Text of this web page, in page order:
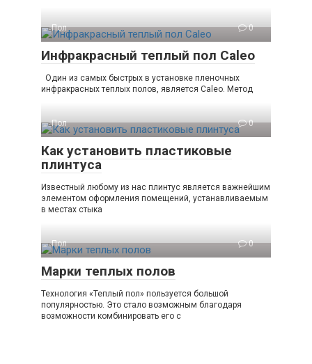
Пол 0
Инфракрасный теплый пол Caleo
Один из самых быстрых в установке пленочных
инфракрасных теплых полов, является Caleo. Метод
Пол 0
Как установить пластиковые
плинтуса
Известный любому из нас плинтус является важнейшим
элементом оформления помещений, устанавливаемым
в местах стыка
Пол 0
Марки теплых полов
Технология «Теплый пол» пользуется большой
популярностью. Это стало возможным благодаря
возможности комбинировать его с